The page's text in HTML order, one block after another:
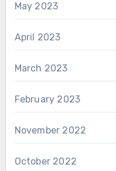
May 2023
April 2023
March 2023
February 2023
November 2022
October 2022